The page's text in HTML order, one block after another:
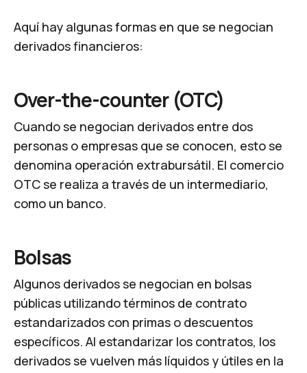
Aquí hay algunas formas en que se negocian
derivados financieros:
Over-the-counter (OTC)
Cuando se negocian derivados entre dos
personas o empresas que se conocen, esto se
denomina operación extrabursátil. El comercio
OTC se realiza a través de un intermediario,
como un banco.
Bolsas
Algunos derivados se negocian en bolsas
públicas utilizando términos de contrato
estandarizados con primas o descuentos
específicos. Al estandarizar los contratos, los
derivados se vuelven más líquidos y útiles en la